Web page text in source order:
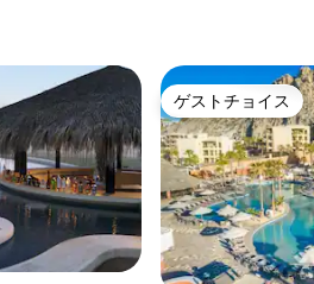
ゲストチョイス
ゲストチョイス